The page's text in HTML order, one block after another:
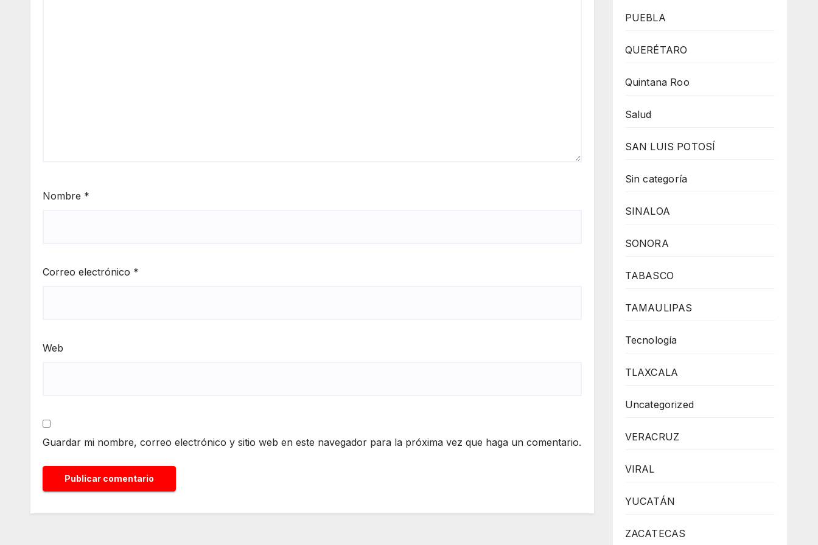
Nombre *
Correo electrónico *
Web
Guardar mi nombre, correo electrónico y sitio web en este navegador para la próxima vez que haga un comentario.
PUEBLA
QUERÉTARO
Quintana Roo
Salud
SAN LUIS POTOSÍ
Sin categoría
SINALOA
SONORA
TABASCO
TAMAULIPAS
Tecnología
TLAXCALA
Uncategorized
VERACRUZ
VIRAL
YUCATÁN
ZACATECAS